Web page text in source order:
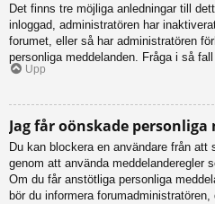
Det finns tre möjliga anledningar till
inloggad, administratören har
forumet, eller så har administratören
personliga meddelanden. Fråga i så
Upp
Jag får oönskade personliga
Du kan blockera en användare från
genom att använda meddelanderegler
Om du får anstötliga personliga
bör du informera